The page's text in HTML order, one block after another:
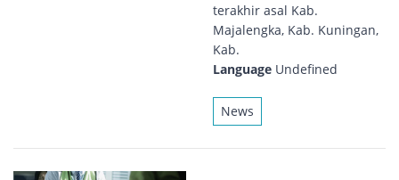
terakhir asal Kab.
Majalengka, Kab. Kuningan,
Kab.
Language Undefined
News